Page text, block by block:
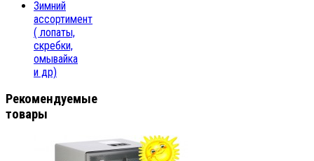
Зимний
ассортимент
( лопаты,
скребки,
омывайка
и др)
Рекомендуемые
товары